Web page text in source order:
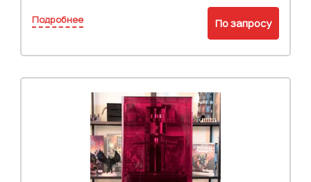
Подробнее По запросу